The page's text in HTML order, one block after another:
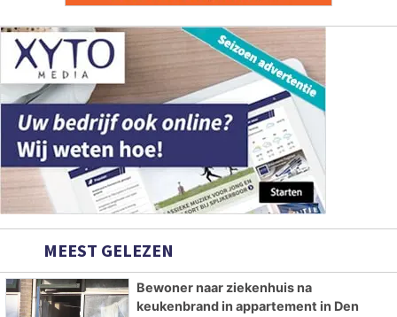
MEEST GELEZEN
Bewoner naar ziekenhuis na
keukenbrand in appartement in Den